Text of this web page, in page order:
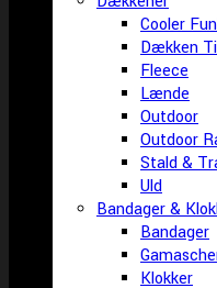
Cooler
Dækken
Fleece
Lænde
Outdoor
Outdoor
Stald &
Uld
Bandager &
Bandager
Klokker